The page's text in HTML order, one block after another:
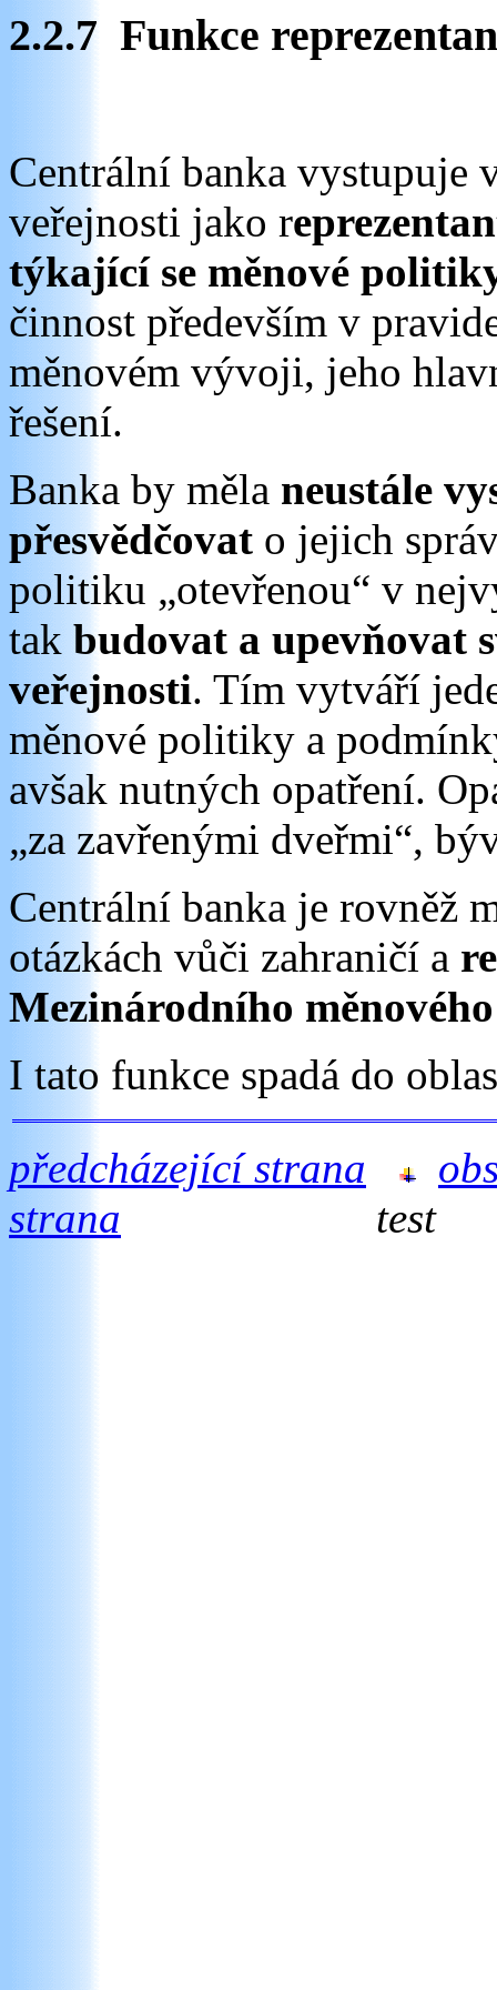
2.2.7 Funkce
Centrální banka vystupuje
veřejnosti jako r
týkající se měnové
činnost především v
měnovém vývoji, jeho
řešení.
Banka by měla neustále
přesvědčovat o jejich
politiku „otevřenou“ v
tak budovat a upevňovat
veřejnosti. Tím vytváří
měnové politiky a
avšak nutných opatření.
„za zavřenými dveřmi“,
Centrální banka je rovněž
otázkách vůči zahraničí a
Mezinárodního
I tato funkce spadá do
předcházející strana
strana test